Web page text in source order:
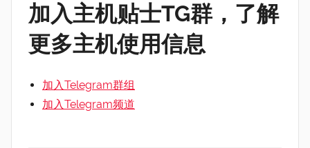
加入主机贴士TG群，了解
更多主机使用信息
加入Telegram群组
加入Telegram频道